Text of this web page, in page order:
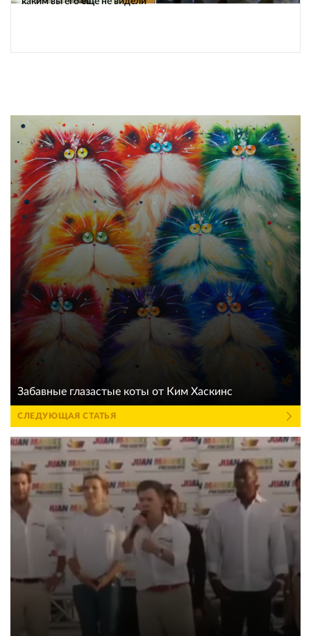
Забавные глазастые коты от Ким Хаскинс
СЛЕДУЮЩАЯ СТАТЬЯ